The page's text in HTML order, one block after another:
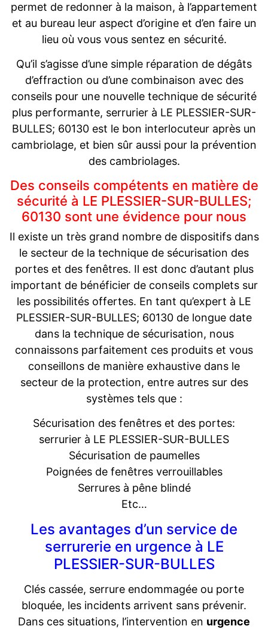
permet de redonner à la maison, à l’appartement
et au bureau leur aspect d’origine et d’en faire un
lieu où vous vous sentez en sécurité.
Qu’il s’agisse d’une simple réparation de dégâts
d’effraction ou d’une combinaison avec des
conseils pour une nouvelle technique de sécurité
plus performante, serrurier à LE PLESSIER-SUR-
BULLES; 60130 est le bon interlocuteur après un
cambriolage, et bien sûr aussi pour la prévention
des cambriolages.
Des conseils compétents en matière de
sécurité à LE PLESSIER-SUR-BULLES;
60130 sont une évidence pour nous
Il existe un très grand nombre de dispositifs dans
le secteur de la technique de sécurisation des
portes et des fenêtres. Il est donc d’autant plus
important de bénéficier de conseils complets sur
les possibilités offertes. En tant qu’expert à LE
PLESSIER-SUR-BULLES; 60130 de longue date
dans la technique de sécurisation, nous
connaissons parfaitement ces produits et vous
conseillons de manière exhaustive dans le
secteur de la protection, entre autres sur des
systèmes tels que :
Sécurisation des fenêtres et des portes:
serrurier à LE PLESSIER-SUR-BULLES
Sécurisation de paumelles
Poignées de fenêtres verrouillables
Serrures à pêne blindé
Etc…
Les avantages d’un service de
serrurerie en urgence à LE
PLESSIER-SUR-BULLES
Clés cassée, serrure endommagée ou porte
bloquée, les incidents arrivent sans prévenir.
Dans ces situations, l’intervention en urgence